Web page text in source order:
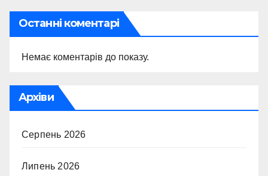
Останні коментарі
Немає коментарів до показу.
Архіви
Серпень 2026
Липень 2026